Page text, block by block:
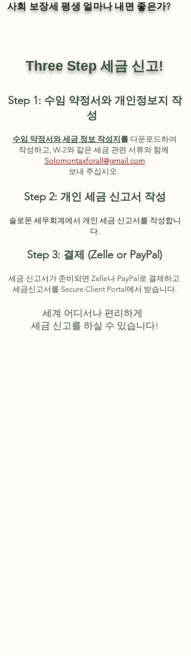
​사회 보장세 평생 얼마나 내면 좋은가?
Three Step 세금 신고!
Step 1: 수임 약정서 와 개인정보지 작
성
수임 약정서와세금 정보 작성지 를 다운로드하여
작성하고, W-2와 같은 세금 관련 서 류와 함께
Solomontaxforall@gmail.com
보내 주십시오.
​Step 2: 개 인 세 금 신고서 작성
솔로몬 세무회계에서 개인 세금 신 고서를 작성합니
다.
Step 3: 결제 (Zelle or PayPal)
세금 신 고서가 준비되면 Zell e나 PayPal 로 결제하고
세금신고서를 Secure Client Portal에서 받습니다.
세계 어디서나 편리하게
세금 신고를 하실 수 있습니다!